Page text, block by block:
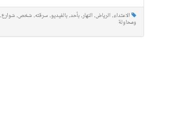
الاعتداء, الرياض, النهار,بأحد,بالفيديو, سرقته, شخص, شوارع
ومحاولة